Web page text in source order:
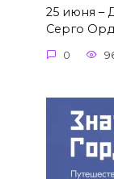
25 июня –
Серго
0